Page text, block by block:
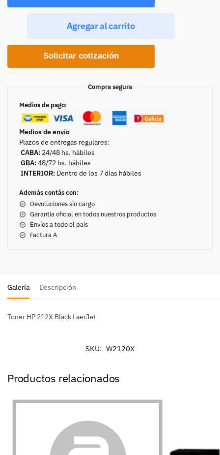
Agregar al carrito
Solicitar cotización
Compra segura
Medios de pago:
Medios de envío
Plazos de entregas regulares:
CABA: 24/48 hs. hábiles
GBA:48/72 hs. hábiles
INTERIOR:Dentro de los 7 días hábiles
Además contás con:
Devoluciones sin cargo
Garantía oficial en todos nuestros productos
Envíos a todo el país
Factura A
Galería Descripción
Toner HP 212X Black LaerJet
SKU: W2120X
Productos relacionados